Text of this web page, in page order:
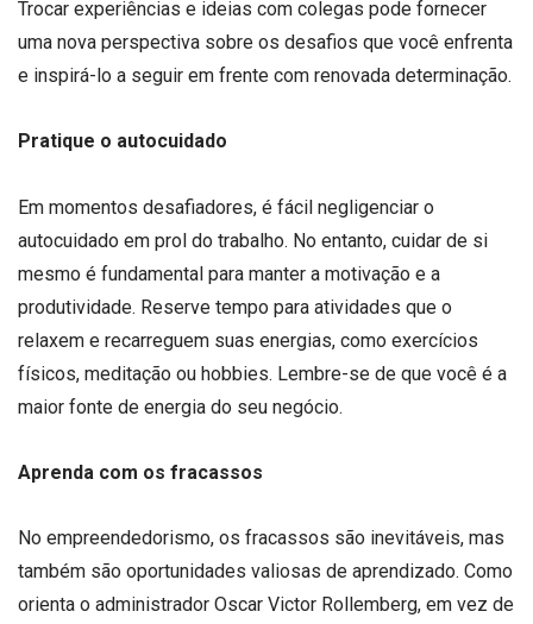
Trocar experiências e ideias com colegas pode fornecer
uma nova perspectiva sobre os desafios que você enfrenta
e inspirá-lo a seguir em frente com renovada determinação.
Pratique o autocuidado
Em momentos desafiadores, é fácil negligenciar o
autocuidado em prol do trabalho. No entanto, cuidar de si
mesmo é fundamental para manter a motivação e a
produtividade. Reserve tempo para atividades que o
relaxem e recarreguem suas energias, como exercícios
físicos, meditação ou hobbies. Lembre-se de que você é a
maior fonte de energia do seu negócio.
Aprenda com os fracassos
No empreendedorismo, os fracassos são inevitáveis, mas
também são oportunidades valiosas de aprendizado. Como
orienta o administrador Oscar Victor Rollemberg, em vez de